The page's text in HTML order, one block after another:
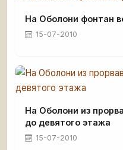
На Оболони фонтан
15-07-2010
На Оболони из
до девятого этажа
15-07-2010